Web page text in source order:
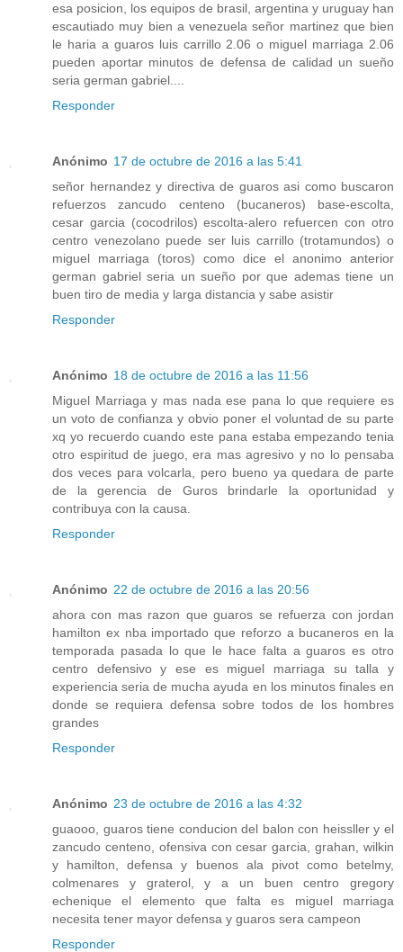
esa posicion, los equipos de brasil, argentina y uruguay han
escautiado muy bien a venezuela señor martinez que bien
le haria a guaros luis carrillo 2.06 o miguel marriaga 2.06
pueden aportar minutos de defensa de calidad un sueño
seria german gabriel....
Responder
Anónimo 17 de octubre de 2016 a las 5:41
señor hernandez y directiva de guaros asi como buscaron
refuerzos zancudo centeno (bucaneros) base-escolta,
cesar garcia (cocodrilos) escolta-alero refuercen con otro
centro venezolano puede ser luis carrillo (trotamundos) o
miguel marriaga (toros) como dice el anonimo anterior
german gabriel seria un sueño por que ademas tiene un
buen tiro de media y larga distancia y sabe asistir
Responder
Anónimo 18 de octubre de 2016 a las 11:56
Miguel Marriaga y mas nada ese pana lo que requiere es
un voto de confianza y obvio poner el voluntad de su parte
xq yo recuerdo cuando este pana estaba empezando tenia
otro espiritud de juego, era mas agresivo y no lo pensaba
dos veces para volcarla, pero bueno ya quedara de parte
de la gerencia de Guros brindarle la oportunidad y
contribuya con la causa.
Responder
Anónimo 22 de octubre de 2016 a las 20:56
ahora con mas razon que guaros se refuerza con jordan
hamilton ex nba importado que reforzo a bucaneros en la
temporada pasada lo que le hace falta a guaros es otro
centro defensivo y ese es miguel marriaga su talla y
experiencia seria de mucha ayuda en los minutos finales en
donde se requiera defensa sobre todos de los hombres
grandes
Responder
Anónimo 23 de octubre de 2016 a las 4:32
guaooo, guaros tiene conducion del balon con heissller y el
zancudo centeno, ofensiva con cesar garcia, grahan, wilkin
y hamilton, defensa y buenos ala pivot como betelmy,
colmenares y graterol, y a un buen centro gregory
echenique el elemento que falta es miguel marriaga
necesita tener mayor defensa y guaros sera campeon
Responder